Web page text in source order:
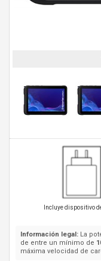
Incluye dispositivo
Información legal: La
de entre un mínimo de
máxima velocidad de